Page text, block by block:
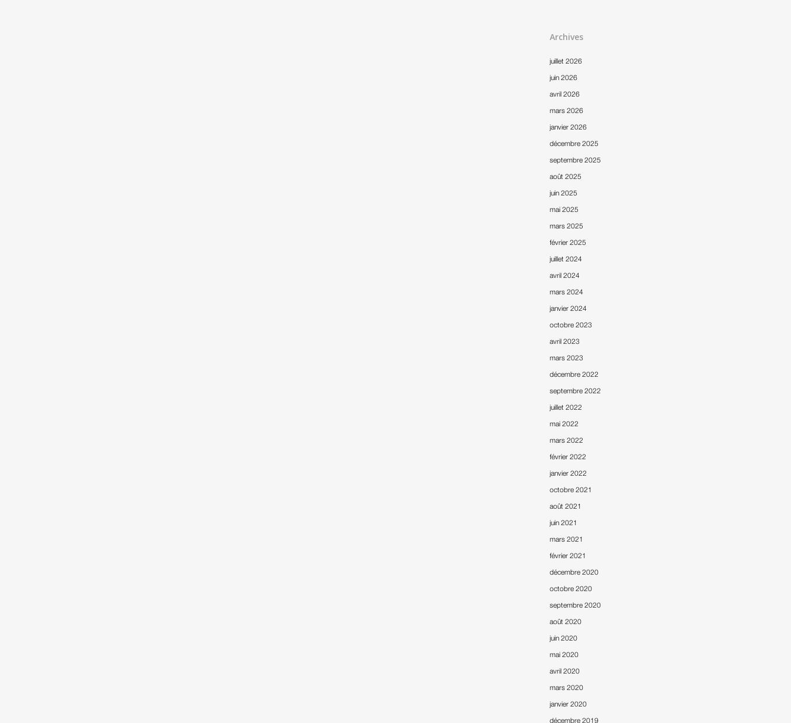
Archives
juillet 2026
juin 2026
avril 2026
mars 2026
janvier 2026
décembre 2025
septembre 2025
août 2025
juin 2025
mai 2025
mars 2025
février 2025
juillet 2024
avril 2024
mars 2024
janvier 2024
octobre 2023
avril 2023
mars 2023
décembre 2022
septembre 2022
juillet 2022
mai 2022
mars 2022
février 2022
janvier 2022
octobre 2021
août 2021
juin 2021
mars 2021
février 2021
décembre 2020
octobre 2020
septembre 2020
août 2020
juin 2020
mai 2020
avril 2020
mars 2020
janvier 2020
décembre 2019